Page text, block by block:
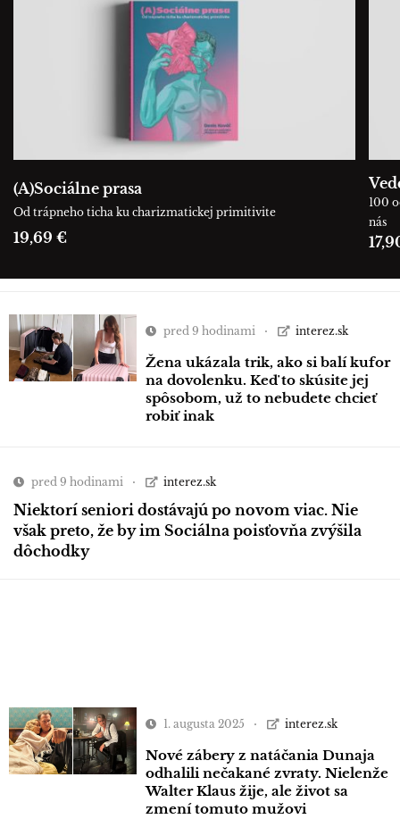
(A)Sociálne prasa
Od trápneho ticha ku charizmatickej primitivite
19,69 €
100
nás
pred 9 hodinami interez.sk
Žena ukázala trik, ako si balí kufor
na dovolenku. Keď to skúsite jej
spôsobom, už to nebudete chcieť
robiť inak
pred 9 hodinami interez.sk
Niektorí seniori dostávajú po novom viac. Nie
však preto, že by im Sociálna poisťovňa zvýšila
dôchodky
1. augusta 2025 interez.sk
Nové zábery z natáčania Dunaja
odhalili nečakané zvraty. Nielenže
Walter Klaus žije, ale život sa
zmení tomuto mužovi